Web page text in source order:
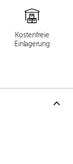
Kostenfreie
Einlagerung